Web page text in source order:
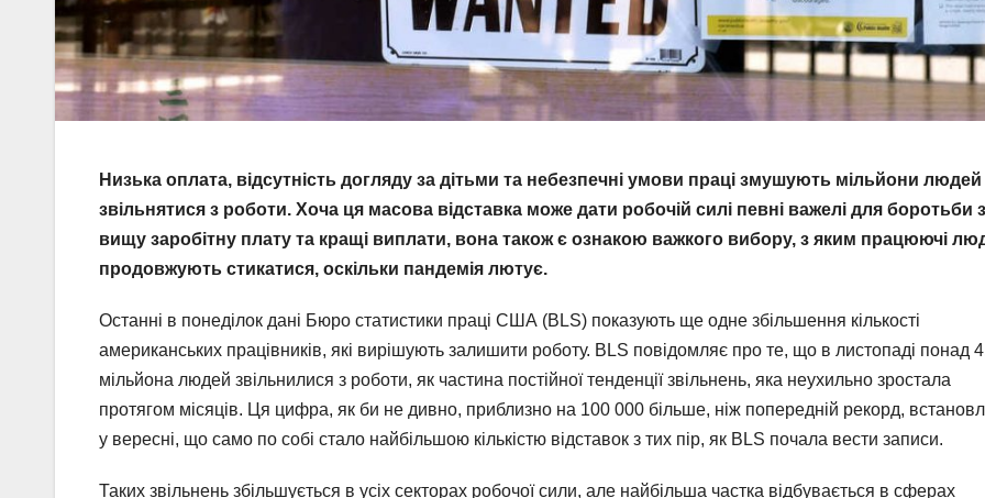
Низька оплата, відсутність догляду за дітьми та небезпечні умови праці змушують мільйони людей
звільнятися з роботи. Хоча ця масова відставка може дати робочій силі певні важелі для боротьби
вищу заробітну плату та кращі виплати, вона також є ознакою важкого вибору, з яким працюючі
продовжують стикатися, оскільки пандемія лютує.
Останні в понеділок дані Бюро статистики праці США (BLS) показують ще одне збільшення кількості
американських працівників, які вирішують залишити роботу. BLS повідомляє про те, що в листопаді понад
мільйона людей звільнилися з роботи, як частина постійної тенденції звільнень, яка неухильно зростала
протягом місяців. Ця цифра, як би не дивно, приблизно на 100 000 більше, ніж попередній рекорд,
у вересні, що само по собі стало найбільшою кількістю відставок з тих пір, як BLS почала вести записи.
Таких звільнень збільшується в усіх секторах робочої сили, але найбільша частка відбувається в сферах